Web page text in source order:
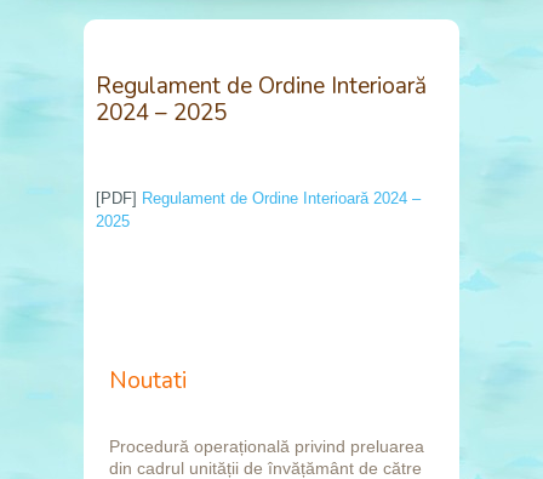
Regulament de Ordine Interioară
2024 – 2025
[PDF] Regulament de Ordine Interioară 2024 –
2025
Noutati
Procedură operațională privind preluarea
din cadrul unității de învățământ de către